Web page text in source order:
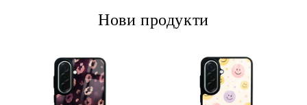
Нови продукти